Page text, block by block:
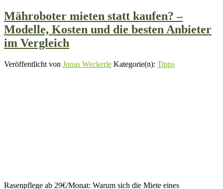
Mähroboter mieten statt kaufen? –
Modelle, Kosten und die besten Anbieter
im Vergleich
Veröffentlicht von Jonas Weckerle Kategorie(n): Tipps
Rasenpflege ab 29€/Monat: Warum sich die Miete eines